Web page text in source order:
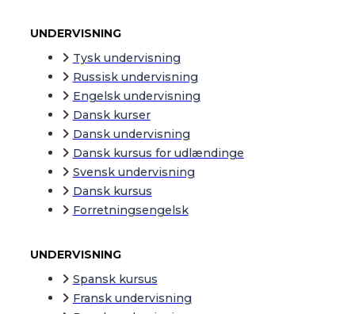
UNDERVISNING
Tysk undervisning
Russisk undervisning
Engelsk undervisning
Dansk kurser
Dansk undervisning
Dansk kursus for udlændinge
Svensk undervisning
Dansk kursus
Forretningsengelsk
UNDERVISNING
Spansk kursus
Fransk undervisning